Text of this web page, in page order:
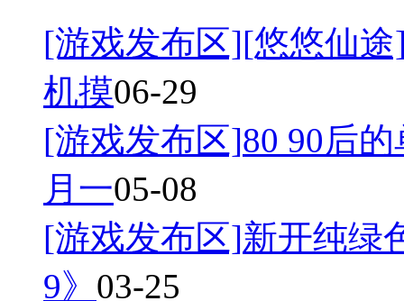
[游戏发布区][悠悠仙
机摸06-29
[游戏发布区]80 90后
月一05-08
[游戏发布区]新开纯绿
9》 03-25